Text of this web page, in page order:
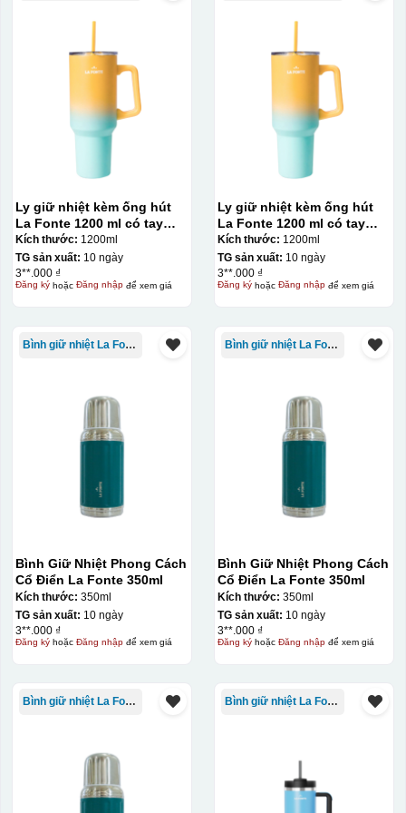
phẩm như ly, cốc, bút, móc khóa hay các vật phẩm quà
tặng khác. Kỹ thuật này cho phép in được nhiều màu sắc
khác nhau, độ bền cao, có thể in trên nhiều chất liệu và
phù hợp cho sản xuất số lượng lớn, tuy nhiên đòi hỏi
quy trình chuẩn bị kỹ lưỡng và chi phí setup ban đầu
tương đối cao.
Chất liệu:
Nhựa
Ly giữ nhiệt kèm ống hút
La Fonte 1200 ml có tay
cầm – 012317
Kích thước: 1200ml
TG sản xuất: 10 ngày
3**.000 ₫
Đăng kýhoặc Đăng nhậpđể xem giá
Ly giữ nhiệt kèm ống hút
La Fonte 1200 ml có tay
cầm – 012317
Kích thước: 1200ml
TG sản xuất: 10 ngày
3**.000 ₫
Đăng kýhoặc Đăng nhậpđể xem giá
Bình giữ nhiệt La Fonte
Bình Giữ Nhiệt Phong Cách
Cổ Điển La Fonte 350ml
Kích thước: 350ml
TG sản xuất: 10 ngày
3**.000 ₫
Đăng kýhoặc Đăng nhậpđể xem giá
Bình giữ nhiệt La Fonte
Bình Giữ Nhiệt Phong Cách
Cổ Điển La Fonte 350ml
Kích thước: 350ml
TG sản xuất: 10 ngày
3**.000 ₫
Đăng kýhoặc Đăng nhậpđể xem giá
Bình giữ nhiệt La Fonte Bình giữ nhiệt La Fonte